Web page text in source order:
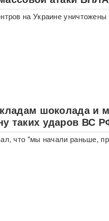
на Украине
шоколада и
таких ударов ВС
что "мы начали раньше,